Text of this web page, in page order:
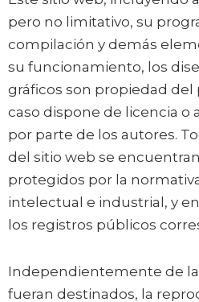
pero no limitativo, su
compilación y demás
su funcionamiento, los
gráficos son propiedad del
caso dispone de licencia o
por parte de los autores.
del sitio web se
protegidos por la
intelectual e industrial, y
los registros públicos
Independientemente de
fueran destinados, la